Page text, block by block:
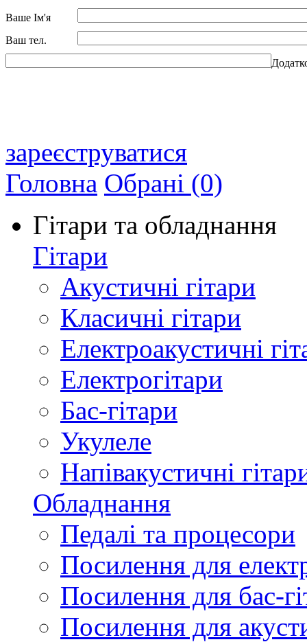
Ваше Ім'я
Ваш тел.
зареєструватися
Головна Обрані (0)
Гітари та обладнання
Гітари
Акустичні гітари
Класичні гітари
Електроакустичні
Електрогітари
Бас-гітари
Укулеле
Напівакустичні
Обладнання
Педалі та процесори
Посилення для
Посилення для бас-
Посилення для